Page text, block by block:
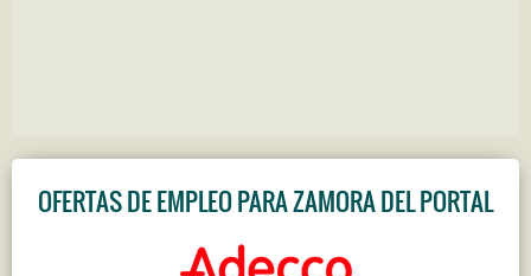
OFERTAS DE EMPLEO PARA ZAMORA DEL PORTAL